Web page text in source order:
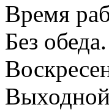
Время
Без обеда.